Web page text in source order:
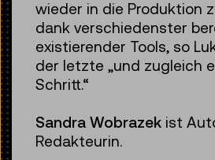
wieder in die Produktion
dank verschiedenster
existierender Tools, so
der letzte „und zugleich
Schritt.“
Sandra Wobrazek ist
Redakteurin.